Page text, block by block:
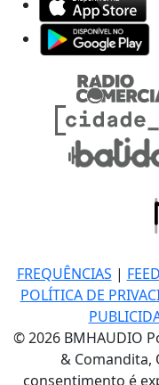
FREQUÊNCIAS |
POLÍTICA DE
© 2026 BMHAUDIO
& Comandita,
consentimento é